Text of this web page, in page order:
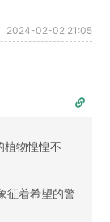
2024-02-02 21:05
植物惶惶不
征着希望的警